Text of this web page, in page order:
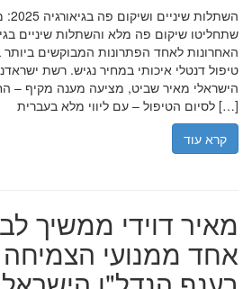
שתחליטו שיקום פה מלא והשתלות שיניים
האחרונות לאחד הפתרונות המבוקשים
טיפול דנטלי איכותי במחיר נגיש. רשת
הישראלי מאיר שביט, מציעה מענה מקיף –
לסיום הטיפול – עם ליווי מלא בעברית […]
קרא עוד
מאיר דוידי ממשיך
אחד ממנועי